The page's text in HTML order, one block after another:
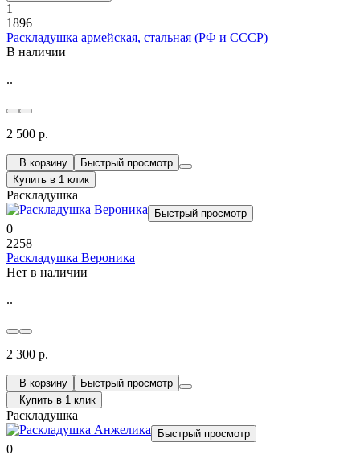
1
1896
Раскладушка армейская, стальная (РФ и СССР)
В наличии
..
2 500 р.
В корзину
Быстрый просмотр
Купить в 1 клик
Раскладушка
Быстрый просмотр
0
2258
Раскладушка Вероника
Нет в наличии
..
2 300 р.
В корзину
Быстрый просмотр
Купить в 1 клик
Раскладушка
Быстрый просмотр
0